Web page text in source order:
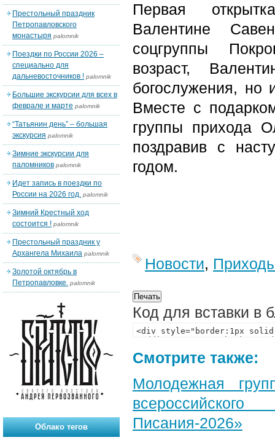
Первая
Валентине
соцгруппы
возраст,
богослужения, но
Вместе с
группы прихода
поздравив с
годом.
Новости,
Код для вставки в
Смотрите также:
Молодежная
Писания-2026»
Престольный праздник
Петропавловского
монастыря palomnik
Поездки по России 2026 –
специально для
дальневосточников ! palomnik
Большие экскурсии для всех в
феврале и марте palomnik
“Татьянин день” – большая
экскурсия palomnik
Зимние экскурсии для
паломников palomnik
Идет запись в поездки по
России на 2026 год. palomnik
Зимний Крестный ход
состоится ! palomnik
Престольный праздник у
Архангела Михаила palomnik
Золотой октябрь в
Петропавловке. palomnik
Облако тегов